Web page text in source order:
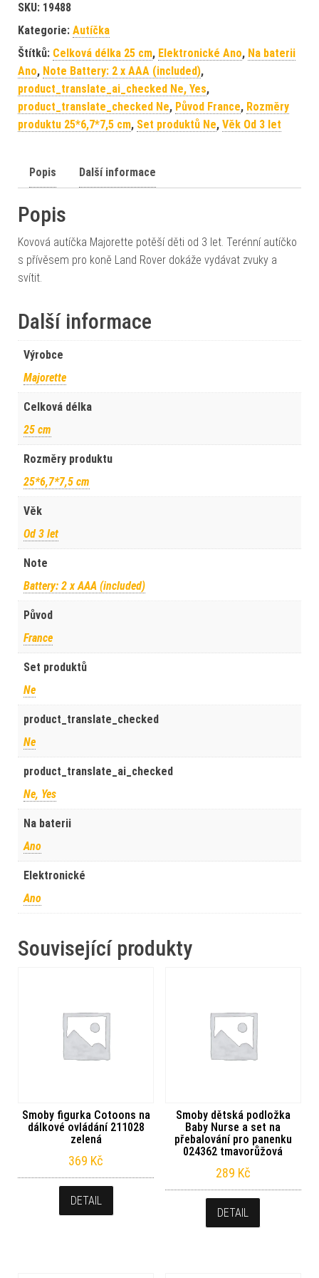
SKU: 19488
Kategorie: Autíčka
Štítků: Celková délka 25 cm, Elektronické Ano, Na baterii
Ano, Note Battery: 2 x AAA (included),
product_translate_ai_checked Ne, Yes,
product_translate_checked Ne, Původ France, Rozměry
produktu 25*6,7*7,5 cm, Set produktů Ne, Věk Od 3 let
Popis Další informace
Popis
Kovová autíčka Majorette potěší děti od 3 let. Terénní autíčko
s přívěsem pro koně Land Rover dokáže vydávat zvuky a
svítit.
Další informace
Výrobce
Majorette
Celková délka
25 cm
Rozměry produktu
25*6,7*7,5 cm
Věk
Od 3 let
Note
Battery: 2 x AAA (included)
Původ
France
Set produktů
Ne
product_translate_checked
Ne
product_translate_ai_checked
Ne, Yes
Na baterii
Ano
Elektronické
Ano
Související produkty
Smoby figurka Cotoons na
dálkové ovládání 211028
zelená
369 Kč
DETAIL
Smoby dětská podložka
Baby Nurse a set na
přebalování pro panenku
024362 tmavorůžová
289 Kč
DETAIL